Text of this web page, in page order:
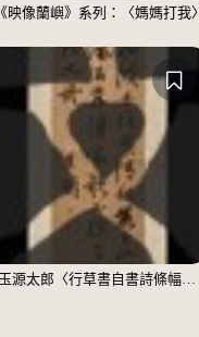
《映像蘭嶼》系列：〈媽媽打我〉
兒玉源太郎〈行草書自書詩條幅〉（印本）